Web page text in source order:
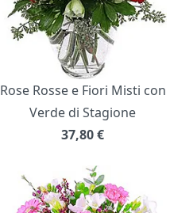
Rose Rosse e Fiori Misti con
Verde di Stagione
37,80€